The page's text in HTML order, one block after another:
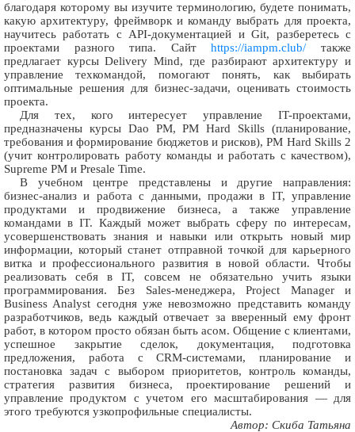
благодаря которому вы изучите терминологию, будете понимать,
какую архитектуру, фреймворк и команду выбрать для проекта,
научитесь работать с API-документацией и Git, разберетесь с
проектами разного типа. Сайтhttps://iampm.club/ также
предлагает курсы Delivery Mind, где разбирают архитектуру и
управление техкомандой, помогают понять, как выбирать
оптимальные решения для бизнес-задачи, оценивать стоимость
проекта.
Для тех, кого интересует управление IT-проектами,
предназначены курсы Dao PM, PM Hard Skills (планирование,
требования и формирование бюджетов и рисков), PM Hard Skills 2
(учит контролировать работу команды и работать с качеством),
Supreme PM и Presale Time.
В учебном центре представлены и другие направления:
бизнес-анализ и работа с данными, продажи в IT, управление
продуктами и продвижение бизнеса, а также управление
командами в IT. Каждый может выбрать сферу по интересам,
усовершенствовать знания и навыки или открыть новый мир
информации, который станет отправной точкой для карьерного
витка и профессионального развития в новой области. Чтобы
реализовать себя в IT, совсем не обязательно учить языки
программирования. Без Sales-менеджера, Project Manager и
Business Analyst сегодня уже невозможно представить команду
разработчиков, ведь каждый отвечает за вверенный ему фронт
работ, в котором просто обязан быть асом. Общение с клиентами,
успешное закрытие сделок, документация, подготовка
предложения, работа с CRM-системами, планирование и
постановка задач с выбором приоритетов, контроль команды,
стратегия развития бизнеса, проектирование решений и
управление продуктом с учетом его масштабирования — для
этого требуются узкопрофильные специалисты.
Автор: Скиба Татьяна